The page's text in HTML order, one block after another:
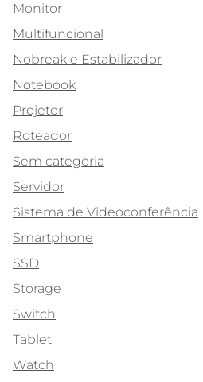
Monitor
Multifuncional
Nobreak e Estabilizador
Notebook
Projetor
Roteador
Sem categoria
Servidor
Sistema de Videoconferência
Smartphone
SSD
Storage
Switch
Tablet
Watch